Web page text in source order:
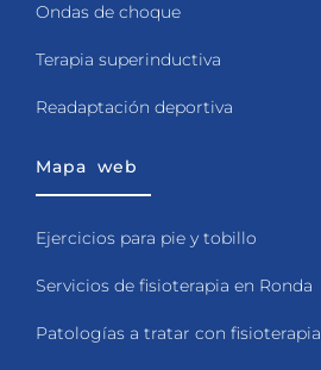
Ondas de choque
Terapia superinductiva
Readaptación deportiva
Mapa web
Ejercicios para pie y tobillo
Servicios de fisioterapia en Ronda
Patologías a tratar con fisioterapia